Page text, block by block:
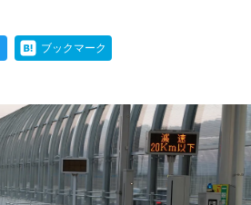
ブックマーク